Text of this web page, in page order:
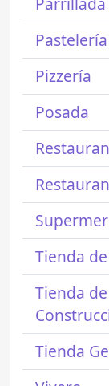
Pastelería
Pizzería
Posada
Tienda
Tienda
Tienda